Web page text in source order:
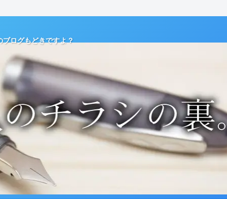
ブログもどきですよ？